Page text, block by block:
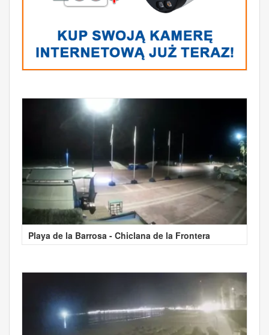
Playa de la Barrosa - Chiclana de la Frontera